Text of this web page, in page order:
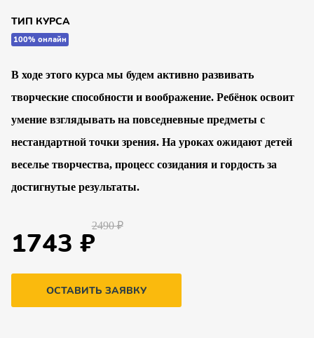
ТИП КУРСА
100% онлайн
В ходе этого курса мы будем активно развивать
творческие способности и воображение. Ребёнок освоит
умение взглядывать на повседневные предметы с
нестандартной точки зрения. На уроках ожидают детей
веселье творчества, процесс созидания и гордость за
достигнутые результаты.
2490 ₽
1743 ₽
ОСТАВИТЬ ЗАЯВКУ